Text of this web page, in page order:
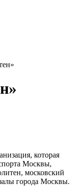
которая
Москвы,
московский
города Москвы.